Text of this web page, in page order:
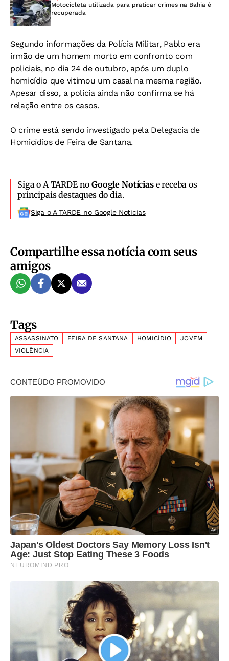
Motocicleta utilizada para praticar crimes na Bahia é
recuperada
Segundo informações da Polícia Militar, Pablo era
irmão de um homem morto em confronto com
policiais, no dia 24 de outubro, após um duplo
homicídio que vitimou um casal na mesma região.
Apesar disso, a polícia ainda não confirma se há
relação entre os casos.
O crime está sendo investigado pela Delegacia de
Homicídios de Feira de Santana.
Siga o A TARDE noGoogle Notíciase receba os
principais destaques do dia.
Siga o A TARDE no Google Noticias
Compartilhe essa notícia com seus
amigos
Tags
ASSASSINATO FEIRA DE SANTANA HOMICÍDIO
JOVEM
VIOLÊNCIA